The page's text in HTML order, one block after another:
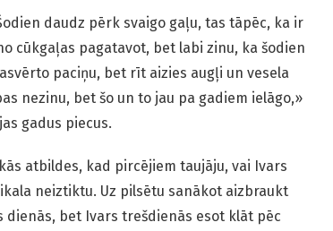
daudz pērk svaigo gaļu, tas tāpēc, ka ir
cūkgaļas pagatavot, bet labi zinu, ka šodien
paciņu, bet rīt aizies augļi un vesela
nezinu, bet šo un to jau pa gadiem ielāgo,»
gadus piecus.
atbildes, kad pircējiem taujāju, vai Ivars
neiztiktu. Uz pilsētu sanākot aizbraukt
bet Ivars trešdienās esot klāt pēc